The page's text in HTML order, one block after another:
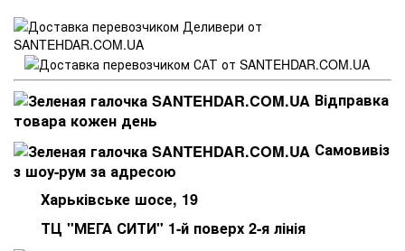
Відправка
товара кожен день
Самовивіз
з шоу-рум за адресою
Харьківське шосе, 19
ТЦ "МЕГА СИТИ" 1-й поверх 2-я лінія